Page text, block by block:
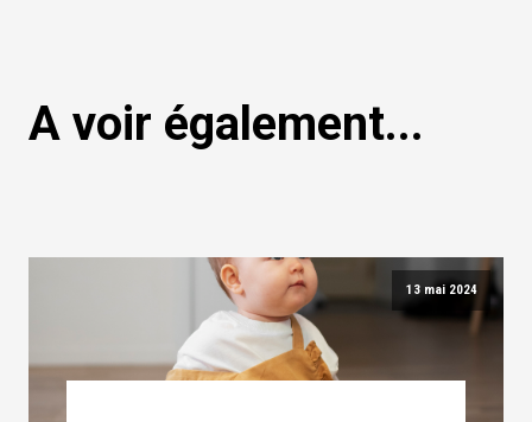
A voir également...
13 mai 2024